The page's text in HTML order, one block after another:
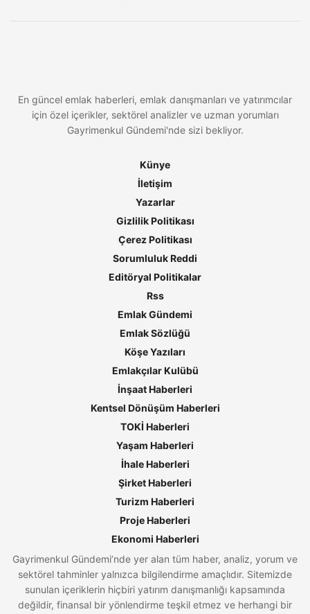
En güncel emlak haberleri, emlak danışmanları ve yatırımcılar
için özel içerikler, sektörel analizler ve uzman yorumları
Gayrimenkul Gündemi'nde sizi bekliyor.
Künye
İletişim
Yazarlar
Gizlilik Politikası
Çerez Politikası
Sorumluluk Reddi
Editöryal Politikalar
Rss
Emlak Gündemi
Emlak Sözlüğü
Köşe Yazıları
Emlakçılar Kulübü
İnşaat Haberleri
Kentsel Dönüşüm Haberleri
TOKİ Haberleri
Yaşam Haberleri
İhale Haberleri
Şirket Haberleri
Turizm Haberleri
Proje Haberleri
Ekonomi Haberleri
Gayrimenkul Gündemi’nde yer alan tüm haber, analiz, yorum ve
sektörel tahminler yalnızca bilgilendirme amaçlıdır. Sitemizde
sunulan içeriklerin hiçbiri yatırım danışmanlığı kapsamında
değildir, finansal bir yönlendirme teşkil etmez ve herhangi bir